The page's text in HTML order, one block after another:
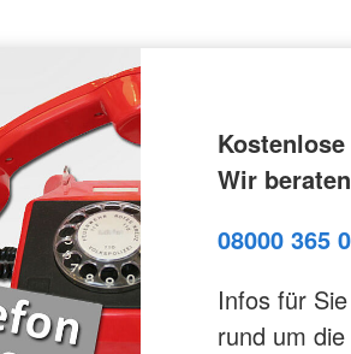
Wir
08000 365
Infos für
rund um